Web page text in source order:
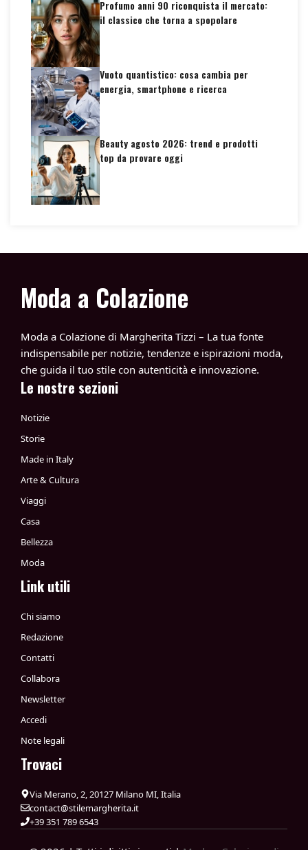
Profumo anni 90 riconquista il mercato:
il classico che torna a spopolare
Vuoto quantistico: cosa cambia per
energia, smartphone e ricerca
Beauty agosto 2026: trend e prodotti
top da provare oggi
Moda a Colazione
Moda a Colazione di Margherita Tizzi – La tua fonte
indispensabile per notizie, tendenze e ispirazioni moda,
che guida il tuo stile con autenticità e innovazione.
Le nostre sezioni
Notizie
Storie
Made in Italy
Arte & Cultura
Viaggi
Casa
Bellezza
Moda
Link utili
Chi siamo
Redazione
Contatti
Collabora
Newsletter
Accedi
Note legali
Trovaci
Via Merano, 2, 20127 Milano MI, Italia
contact@stilemargherita.it
+39 351 789 6543